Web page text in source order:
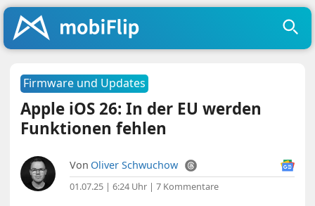
Firmware und Updates
Apple iOS 26: In der EU werden
Funktionen fehlen
Von Oliver Schwuchow
01.07.25 | 6:24 Uhr |7 Kommentare